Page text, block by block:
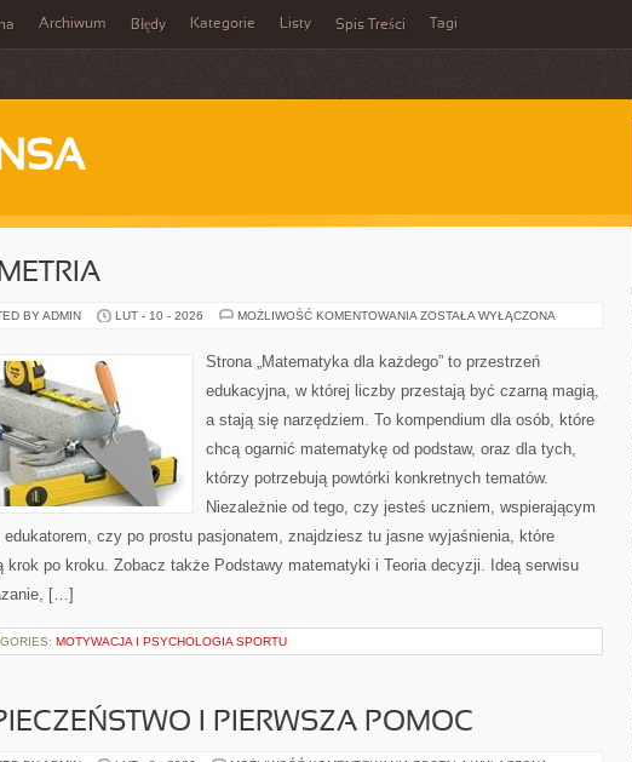
Archiwum Błędy Kategorie Listy Spis Treści Tagi
BY ADMIN LUT - 10 - 2026 MOŻLIWOŚĆ KOMENTOWANIA GEOMETRIA
ZOSTAŁA WYŁĄCZONA
Strona „Matematyka dla każdego” to przestrzeń
edukacyjna, w której liczby przestają być czarną magią,
a stają się narzędziem. To kompendium dla osób, które
chcą ogarnić matematykę od podstaw, oraz dla tych,
którzy potrzebują powtórki konkretnych tematów.
Niezależnie od tego, czy jesteś uczniem, wspierającym
edukatorem, czy po prostu pasjonatem, znajdziesz tu jasne wyjaśnienia, które
krok po kroku. Zobacz także Podstawy matematyki i Teoria decyzji. Ideą serwisu
[…]
MOTYWACJA I PSYCHOLOGIA SPORTU
I PIERWSZA POMOC